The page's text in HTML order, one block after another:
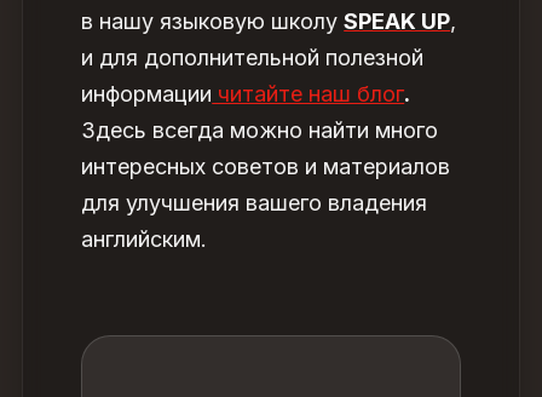
в нашу языковую школуSPEAK UP,
и для дополнительной полезной
информации читайте наш блог.
Здесь всегда можно найти много
интересных советов и материалов
для улучшения вашего владения
английским.